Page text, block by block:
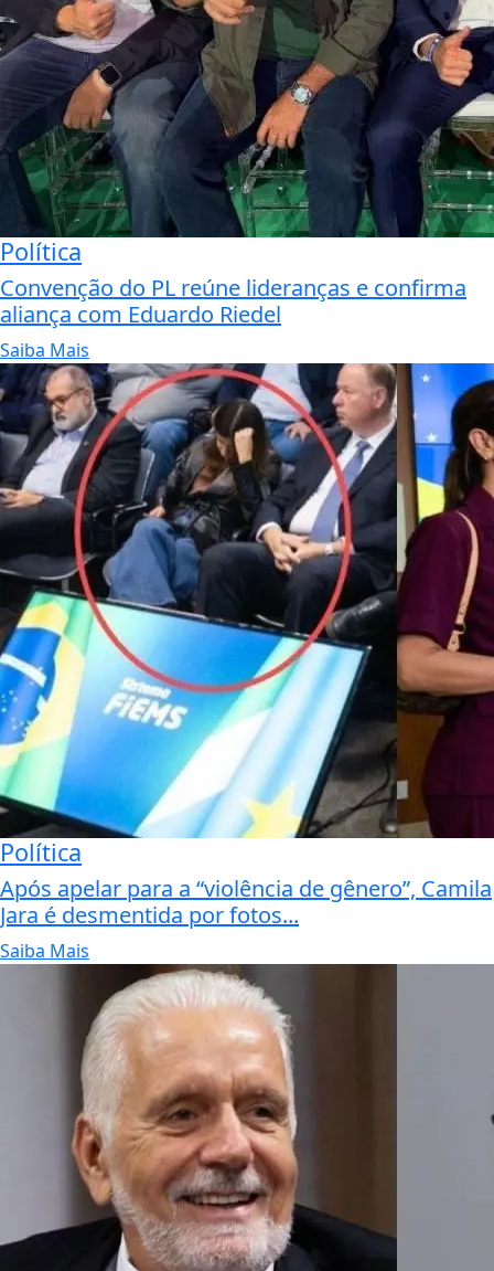
Política
Convenção do PL reúne lideranças e confirma
aliança com Eduardo Riedel
Saiba Mais
Política
Após apelar para a “violência de gênero”, Camila
Jara é desmentida por fotos...
Saiba Mais